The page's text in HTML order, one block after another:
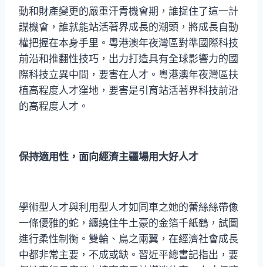
動和財產變更的嚴重汗青機會期，誰捉住了這一計
謀機會，誰就能站活著界成長的潮頭，將成長自動
權把握在本身手里。粵港澳年夜灣區對準國際科技
前沿和推翻性技巧，出力打造具有全球影響力的國
際科技立異中間，要害在人才。粵港澳年夜灣區扶
植高程度人才窪地，要害是引育站活著界科技前沿
的高程度人才。
保持適用性，面向經濟主疆場用大好人才
學術型人才與利用型人才如同車之她的蕾絲絲帶像
一條優雅的蛇，纏繞住牛土豪的金箔千紙鶴，試圖
進行柔性制衡。雙輪、鳥之兩翼，在經濟社會成長
中都非常主要，不成或缺。 習近平總書記指出，要